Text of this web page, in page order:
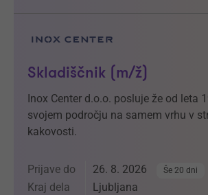
Skladiščnik (m/ž)
Inox Center d.o.o. posluje že od leta
svojem področju na samem vrhu v
kakovosti.
Prijave do 26. 8. 2026 Še 20 dni
Kraj dela Ljubljana